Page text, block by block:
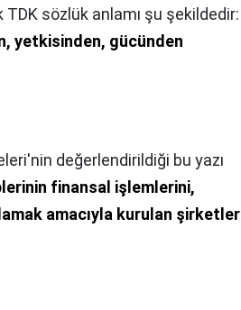
sözlük anlamı şu şekildedir:
yetkisinden, gücünden
değerlendirildiği bu yazı
finansal işlemlerini,
amacıyla kurulan şirketler